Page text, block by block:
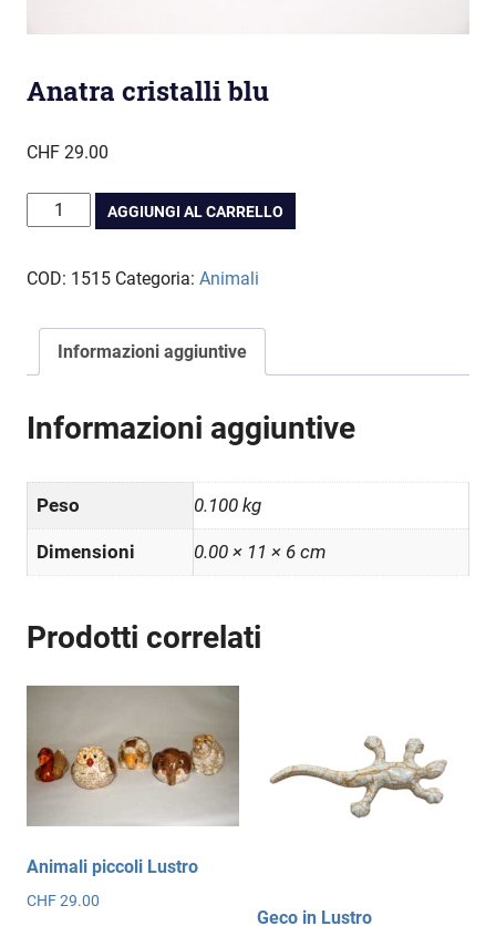
Anatra cristalli blu
CHF 29.00
Anatra
cristalli
quantità
AGGIUNGI AL CARRELLO
COD: 1515 Categoria: Animali
Informazioni aggiuntive
Informazioni aggiuntive
Peso 0.100 kg
Dimensioni 0.00 × 11 × 6 cm
Prodotti correlati
Animali piccoli Lustro
CHF29.00
Geco in Lustro